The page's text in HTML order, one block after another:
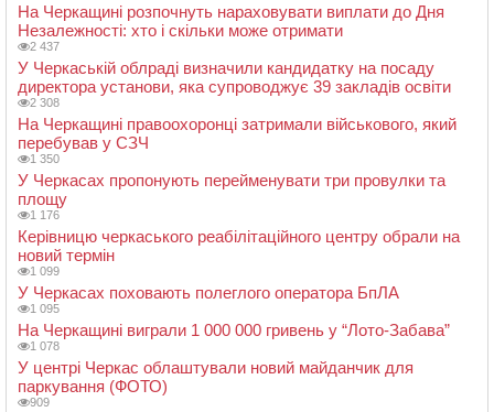
На Черкащині розпочнуть нараховувати виплати до Дня
Незалежності: хто і скільки може отримати
2 437
У Черкаській облраді визначили кандидатку на посаду
директора установи, яка супроводжує 39 закладів освіти
2 308
На Черкащині правоохоронці затримали військового, який
перебував у СЗЧ
1 350
У Черкасах пропонують перейменувати три провулки та
площу
1 176
Керівницю черкаського реабілітаційного центру обрали на
новий термін
1 099
У Черкасах поховають полеглого оператора БпЛА
1 095
На Черкащині виграли 1 000 000 гривень у “Лото-Забава”
1 078
У центрі Черкас облаштували новий майданчик для
паркування (ФОТО)
909